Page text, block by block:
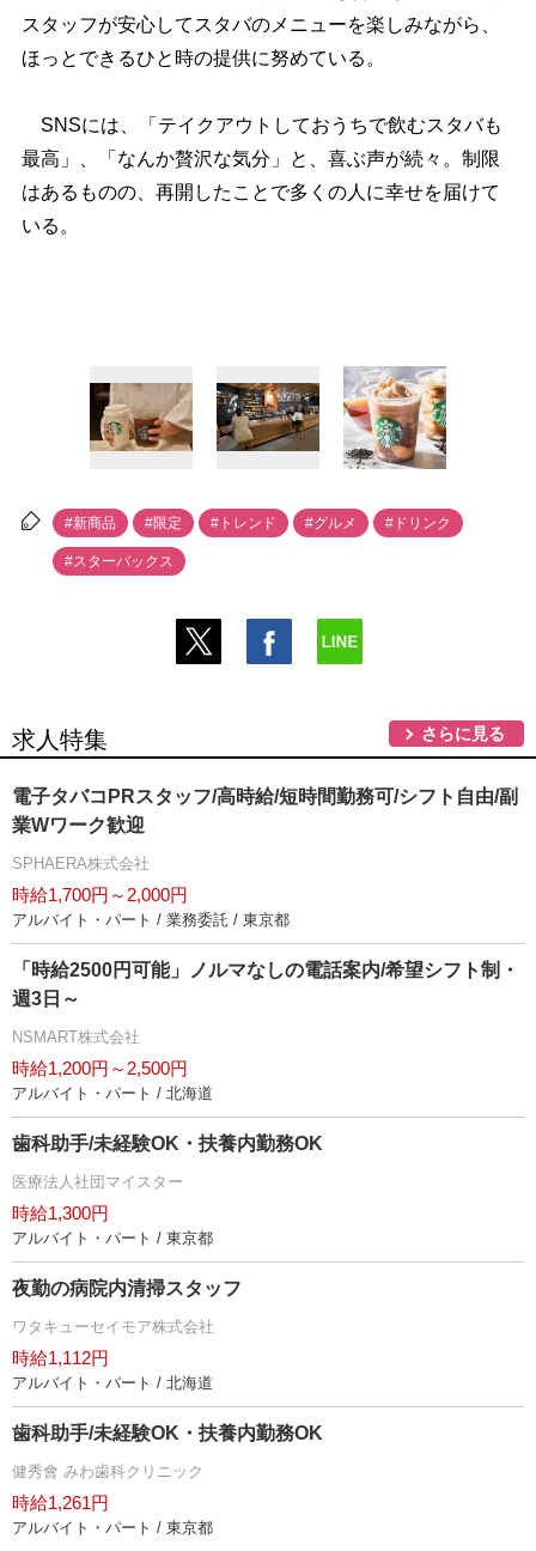
スタッフが安心してスタバのメニューを楽しみながら、
ほっとできるひと時の提供に努めている。
SNSには、「テイクアウトしておうちで飲むスタバも
最高」、「なんか贅沢な気分」と、喜ぶ声が続々。制限
はあるものの、再開したことで多くの人に幸せを届けて
いる。
#新商品 #限定 #トレンド #グルメ #ドリンク
#スターバックス
求人特集 さらに見る
電子タバコPRスタッフ/高時給/短時間勤務可/シフト自由/副
業Wワーク歓迎
SPHAERA株式会社
時給1,700円～2,000円
アルバイト・パート / 業務委託 / 東京都
「時給2500円可能」ノルマなしの電話案内/希望シフト制・
週3日～
NSMART株式会社
時給1,200円～2,500円
アルバイト・パート / 北海道
歯科助手/未経験OK・扶養内勤務OK
医療法人社団マイスター
時給1,300円
アルバイト・パート / 東京都
夜勤の病院内清掃スタッフ
ワタキューセイモア株式会社
時給1,112円
アルバイト・パート / 北海道
歯科助手/未経験OK・扶養内勤務OK
健秀會 みわ歯科クリニック
時給1,261円
アルバイト・パート / 東京都